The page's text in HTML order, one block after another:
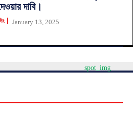
দাবি।
January 13, 2025